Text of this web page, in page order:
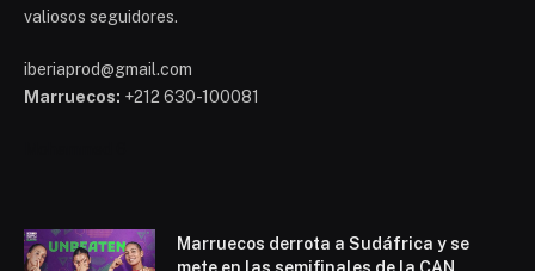
valiosos seguidores.
iberiaprod@gmail.com
Marruecos: +212 630-100081
Marruecos derrota a Sudáfrica y se